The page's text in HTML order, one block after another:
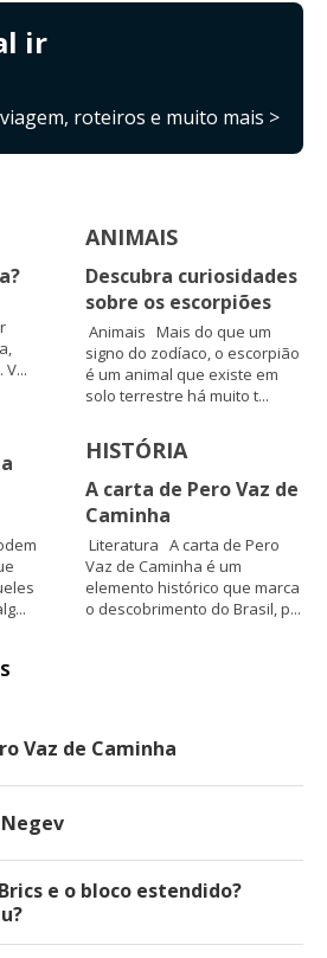
ir
roteiros e muito mais >
ANIMAIS
Descubra curiosidades
sobre os escorpiões
Animais Mais do que um
signo do zodíaco, o escorpião
é um animal que existe em
solo terrestre há muito t...
HISTÓRIA
A carta de Pero Vaz de
Caminha
Literatura A carta de Pero
Vaz de Caminha é um
elemento histórico que marca
o descobrimento do Brasil, p...
Vaz de Caminha
e o bloco estendido?